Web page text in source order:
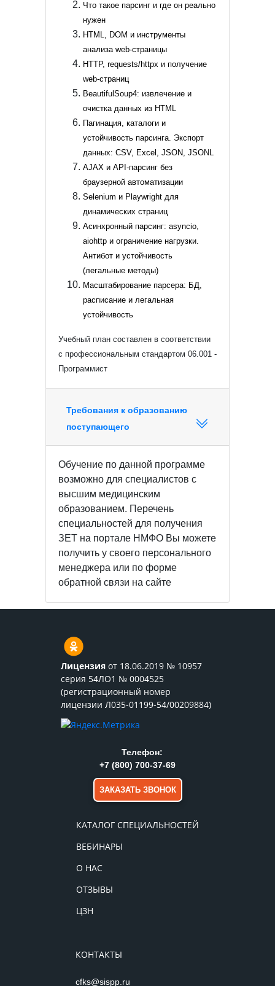
Что такое парсинг и где он реально
нужен
HTML, DOM и инструменты
анализа web-страницы
HTTP, requests/httpx и получение
web-страниц
BeautifulSoup4: извлечение и
очистка данных из HTML
Пагинация, каталоги и
устойчивость парсинга. Экспорт
данных: CSV, Excel, JSON, JSONL
AJAX и API-парсинг без
браузерной автоматизации
Selenium и Playwright для
динамических страниц
Асинхронный парсинг: asyncio,
aiohttp и ограничение нагрузки.
Антибот и устойчивость
(легальные методы)
Масштабирование парсера: БД,
расписание и легальная
устойчивость
Учебный план составлен в соответствии
с профессиональным стандартом 06.001 -
Программист
Требования к образованию
поступающего
Обучение по данной программе
возможно для специалистов с
высшим медицинским
образованием. Перечень
специальностей для получения
ЗЕТ на портале НМФО Вы можете
получить у своего персонального
менеджера или по форме
обратной связи на сайте
Лицензия от 18.06.2019 № 10957
серия 54ЛО1 № 0004525
(регистрационный номер
лицензии Л035-01199-54/00209884)
КАТАЛОГ СПЕЦИАЛЬНОСТЕЙ
ВЕБИНАРЫ
О НАС
ОТЗЫВЫ
ЦЗН
КОНТАКТЫ
cfks@sispp.ru
Телефон:
+7 (800) 700-37-69
ЗАКАЗАТЬ ЗВОНОК